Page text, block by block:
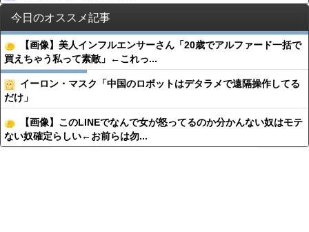
今日のオススメ記事
【画像】美人インフルエンサーさん「20歳でアルファード一括で
買えちゃう私って素敵」←これっ...
イーロン・マスク「中国のロボットはデタラメで遠隔操作してる
だけ」
【画像】このLINEでなんで女が怒ってるのか分かんない奴はモテ
ない奴確定らしい←お前らは勿...